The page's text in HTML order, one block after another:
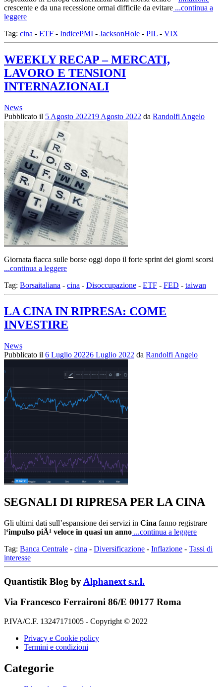
crescente e da una recessione ormai difficile da evitare ...continua a
leggere
Tag: cina - ETF - IndicePMI - JacksonHole - PIL - VIX
WEEKLY RECAP – MERCATI,
LAVORO E TENSIONI
INTERNAZIONALI
News
Pubblicato il 5 Agosto 202219 Agosto 2022 da Randolfi Angelo
Giornata fiacca sulle borse oggi dopo il forte sprint dei giorni scorsi
...continua a leggere
Tag: Borsaitaliana - cina - Disoccupazione - ETF - FED - taiwan
LA CINA IN RIPRESA: COME
INVESTIRE
News
Pubblicato il 6 Luglio 20226 Luglio 2022 da Randolfi Angelo
SEGNALI DI RIPRESA PER LA CINA
Gli ultimi dati sull’espansione dei servizi in Cina fanno registrare
l‘impulso piÃ¹ veloce in quasi un anno ...continua a leggere
Tag: Banca Centrale - cina - Diversificazione - Inflazione - Tassi di
interesse
Quantistik Blog byAlphanext s.r.l.
Via Francesco Ferraironi 86/E 00177 Roma
P.IVA/C.F. 13247171005 - Copyright © 2022
Privacy e Cookie policy
Termini e condizioni
Categorie